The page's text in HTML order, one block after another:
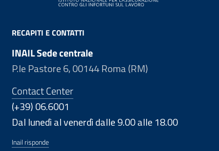
RECAPITI E CONTATTI
INAIL Sede centrale
P.le Pastore 6, 00144 Roma (RM)
Contact Center
(+39) 06.6001
Dal lunedì al venerdì dalle 9.00 alle 18.00
Inail risponde